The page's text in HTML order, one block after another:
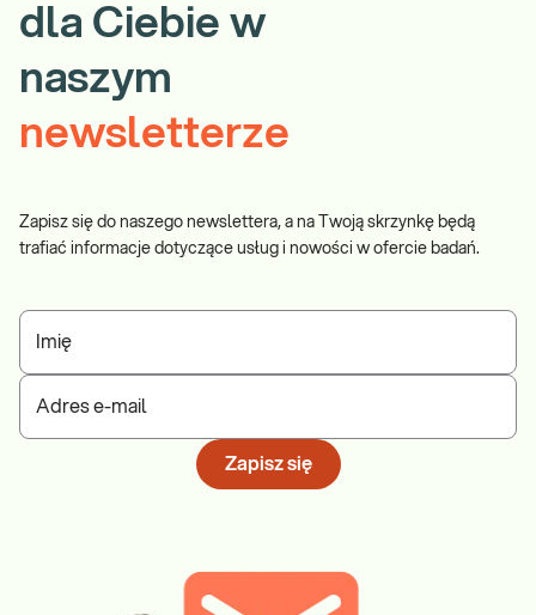
dla Ciebie w
naszym
newsletterze
Zapisz się do naszego newslettera, a na Twoją skrzynkę będą
trafiać informacje dotyczące usług i nowości w ofercie badań.
Imię
Adres e-mail
Zapisz się